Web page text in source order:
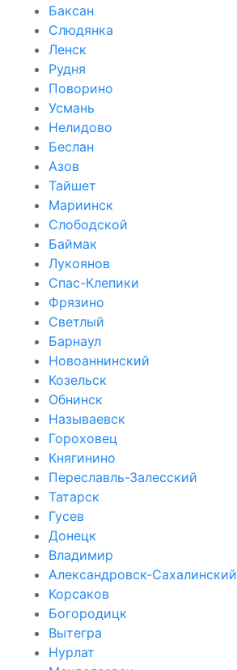
Баксан
Слюдянка
Ленск
Рудня
Поворино
Усмань
Нелидово
Беслан
Азов
Тайшет
Мариинск
Слободской
Баймак
Лукоянов
Спас-Клепики
Фрязино
Светлый
Барнаул
Новоаннинский
Козельск
Обнинск
Называевск
Гороховец
Княгинино
Переславль-Залесский
Татарск
Гусев
Донецк
Владимир
Александровск-Сахалинский
Корсаков
Богородицк
Вытегра
Нурлат